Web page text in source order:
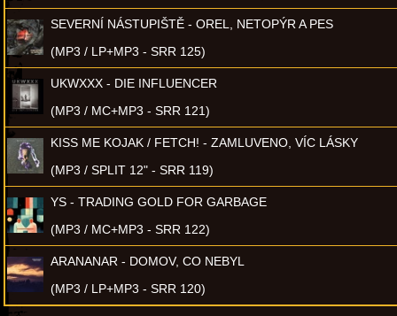
SEVERNÍ NÁSTUPIŠTĚ - OREL, NETOPÝR A PES
(MP3 / LP+MP3 - SRR 125)
UKWXXX - DIE INFLUENCER
(MP3 / MC+MP3 - SRR 121)
KISS ME KOJAK / FETCH! - ZAMLUVENO, VÍC LÁSKY
(MP3 / SPLIT 12" - SRR 119)
YS - TRADING GOLD FOR GARBAGE
(MP3 / MC+MP3 - SRR 122)
ARANANAR - DOMOV, CO NEBYL
(MP3 / LP+MP3 - SRR 120)